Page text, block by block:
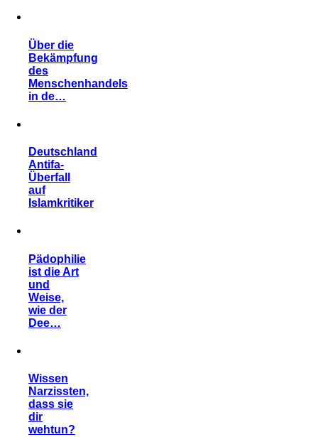
Über die
Bekämpfung
des
Menschenhandels
in de…
Deutschland
Antifa-
Überfall
auf
Islamkritiker
Pädophilie
ist die Art
und
Weise,
wie der
Dee…
Wissen
Narzissten,
dass sie
dir
wehtun?